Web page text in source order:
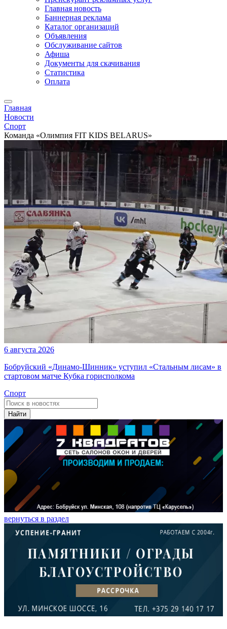
Главная новость
Баннерная реклама
Каталог организаций
Объявления
Обслуживание сайтов
Афиша
Документы для скачивания
Статистика
Оплата
Главная
Новости
Спорт
Команда «Олимпия FIT KIDS BELARUS»
6 августа 2026
Бобруйский «Динамо-Шинник» уступил «Стальным лисам» в
стартовом матче Кубка горисполкома
Спорт
Найти
вернуться в раздел